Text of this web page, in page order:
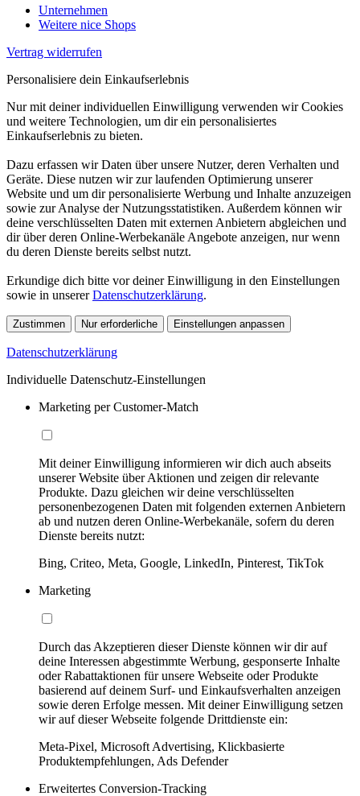
Unternehmen
Weitere nice Shops
Vertrag widerrufen
Personalisiere dein Einkaufserlebnis
Nur mit deiner individuellen Einwilligung verwenden wir Cookies
und weitere Technologien, um dir ein personalisiertes
Einkaufserlebnis zu bieten.
Dazu erfassen wir Daten über unsere Nutzer, deren Verhalten und
Geräte. Diese nutzen wir zur laufenden Optimierung unserer
Website und um dir personalisierte Werbung und Inhalte anzuzeigen
sowie zur Analyse der Nutzungsstatistiken. Außerdem können wir
deine verschlüsselten Daten mit externen Anbietern abgleichen und
dir über deren Online-Werbekanäle Angebote anzeigen, nur wenn
du deren Dienste bereits selbst nutzt.
Erkundige dich bitte vor deiner Einwilligung in den Einstellungen
sowie in unsererDatenschutzerklärung.
Zustimmen Nur erforderliche Einstellungen anpassen
Datenschutzerklärung
Individuelle Datenschutz-Einstellungen
Marketing per Customer-Match
Mit deiner Einwilligung informieren wir dich auch abseits
unserer Website über Aktionen und zeigen dir relevante
Produkte. Dazu gleichen wir deine verschlüsselten
personenbezogenen Daten mit folgenden externen Anbietern
ab und nutzen deren Online-Werbekanäle, sofern du deren
Dienste bereits nutzt:
Bing, Criteo, Meta, Google, LinkedIn, Pinterest, TikTok
Marketing
Durch das Akzeptieren dieser Dienste können wir dir auf
deine Interessen abgestimmte Werbung, gesponserte Inhalte
oder Rabattaktionen für unsere Webseite oder Produkte
basierend auf deinem Surf- und Einkaufsverhalten anzeigen
sowie deren Erfolge messen. Mit deiner Einwilligung setzen
wir auf dieser Webseite folgende Drittdienste ein:
Meta-Pixel, Microsoft Advertising, Klickbasierte
Produktempfehlungen, Ads Defender
Erweitertes Conversion-Tracking